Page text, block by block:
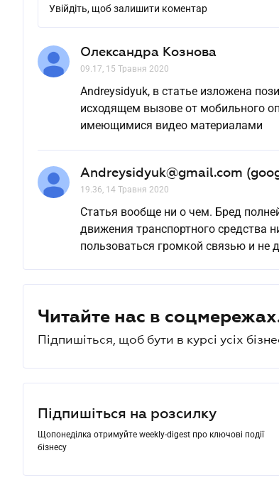
Увійдіть, щоб залишити коментар
Олександра Кознова
09.17, 15 Травня 2020
Andreysidyuk, в статье изложена
исходящем вызове от мобильного
имеющимися видео материалами
Andreysidyuk@gmail.com
19.36, 14 Травня 2020
Статья вообще ни о чем. Бред
движения транспортного средства
пользоваться громкой связью и не
Читайте нас в
Підпишіться, щоб бути в курсі усіх
Підпишіться на розсилку
Щопонеділка отримуйте weekly-digest про ключові події
бізнесу